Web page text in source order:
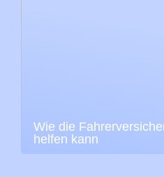
Wie die
helfen kann